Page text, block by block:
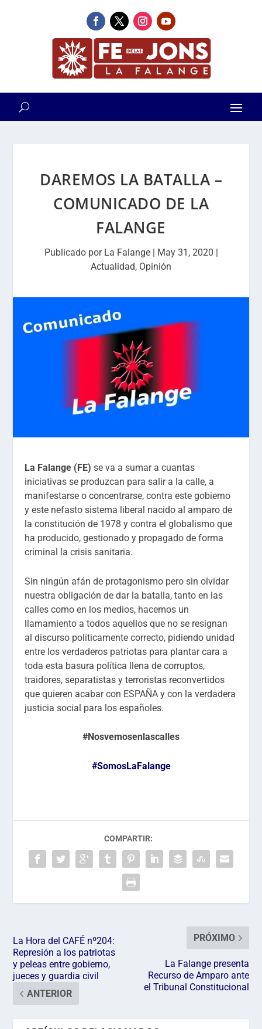
DAREMOS LA BATALLA –
COMUNICADO DE LA
FALANGE
Publicado por La Falange| May 31, 2020 |
Actualidad, Opinión
La Falange (FE) se va a sumar a cuantas
iniciativas se produzcan para salir a la calle, a
manifestarse o concentrarse, contra este gobierno
y este nefasto sistema liberal nacido al amparo de
la constitución de 1978 y contra el globalismo que
ha producido, gestionado y propagado de forma
criminal la crisis sanitaria.
Sin ningún afán de protagonismo pero sin olvidar
nuestra obligación de dar la batalla, tanto en las
calles como en los medios, hacemos un
llamamiento a todos aquellos que no se resignan
al discurso políticamente correcto, pidiendo unidad
entre los verdaderos patriotas para plantar cara a
toda esta basura política llena de corruptos,
traidores, separatistas y terroristas reconvertidos
que quieren acabar con ESPAÑA y con la verdadera
justicia social para los españoles.
#Nosvemosenlascalles
#SomosLaFalange
COMPARTIR:
La Hora del CAFÉ nº204:
Represión a los patriotas
y peleas entre gobierno,
jueces y guardia civil
ANTERIOR
PRÓXIMO
La Falange presenta
Recurso de Amparo ante
el Tribunal Constitucional